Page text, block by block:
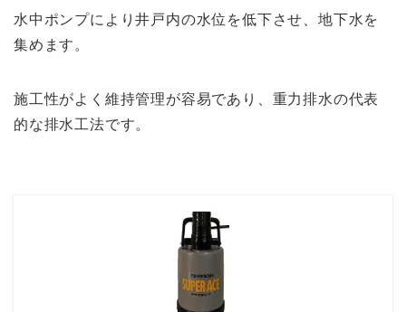
水中ポンプにより井戸内の水位を低下させ、地下水を
集めます。
施工性がよく維持管理が容易であり、重力排水の代表
的な排水工法です。